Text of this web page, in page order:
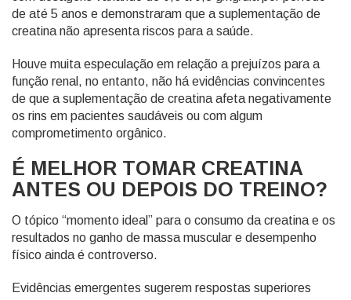
de até 5 anos e demonstraram que a suplementação de
creatina não apresenta riscos para a saúde.
Houve muita especulação em relação a prejuízos para a
função renal, no entanto, não há evidências convincentes
de que a suplementação de creatina afeta negativamente
os rins em pacientes saudáveis ou com algum
comprometimento orgânico.
É MELHOR TOMAR CREATINA
ANTES OU DEPOIS DO TREINO?
O tópico “momento ideal” para o consumo da creatina e os
resultados no ganho de massa muscular e desempenho
físico ainda é controverso.
Evidências emergentes sugerem respostas superiores